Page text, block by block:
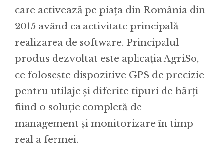
care activează pe piața din România din
2015 având ca activitate principală
realizarea de software. Principalul
produs dezvoltat este aplicația AgriSo,
ce folosește dispozitive GPS de precizie
pentru utilaje și diferite tipuri de hărți
fiind o soluție completă de
management și monitorizare în timp
real a fermei.